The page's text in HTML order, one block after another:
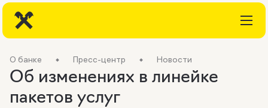
О банке Пресс-центр Новости
Об изменениях в линейке
пакетов услуг